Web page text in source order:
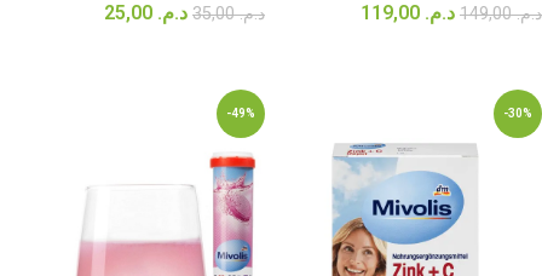
د.م.149,00 د.م. د.م.35,00 د.م.
-30%
-49%